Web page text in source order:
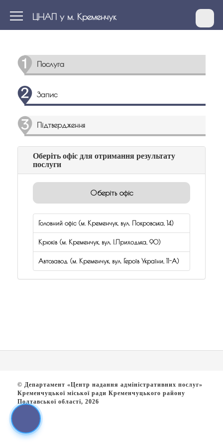
ЦНАП у м. Кременчук
Послуга
Запис
Підтвердження
Оберіть офіс для отримання результату
послуги
Оберіть офіс
Головний офіс (м. Кременчук, вул. Покровська, 14)
Крюків (м. Кременчук, вул. І.Приходька, 90)
Автозавод (м. Кременчук, вул. Героїв України, 11-А)
© Департамент «Центр надання адміністративних послуг»
Кременчуцької міської ради Кременчуцького району
Полтавської області, 2026